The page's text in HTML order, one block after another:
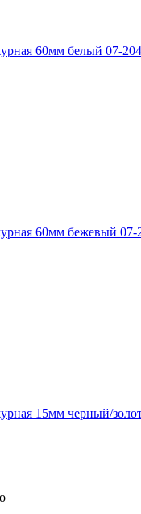
60мм белый 07-
60мм бежевый 07-
15мм черный/